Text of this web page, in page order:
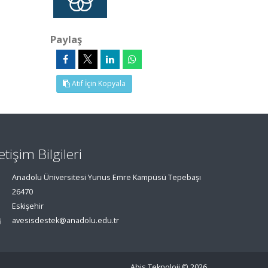
Paylaş
Atıf İçin Kopyala
Bilgileri
Anadolu Üniversitesi Yunus Emre Kampüsü Tepebaşı
26470
Eskişehir
avesisdestek@anadolu.edu.tr